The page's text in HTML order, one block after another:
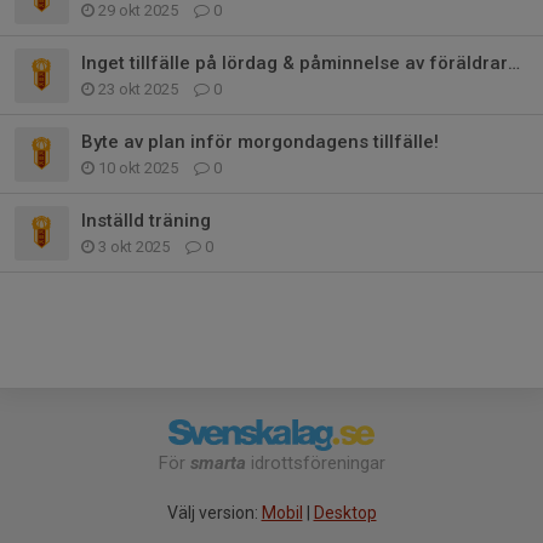
29 okt 2025 0
Inget tillfälle på lördag & påminnelse av föräldrarmöte
23 okt 2025 0
Byte av plan inför morgondagens tillfälle!
10 okt 2025 0
Inställd träning
3 okt 2025 0
För smarta idrottsföreningar
Välj version: Mobil | Desktop